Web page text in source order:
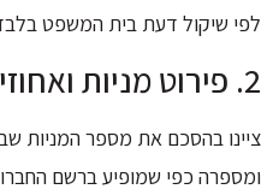
לפי שיקול דעת בית המשפט
2. פירוט מניות ואחוזי החזקה
ציינו בהסכם את מספר המניות
ומספרה כפי שמופיע ברשם